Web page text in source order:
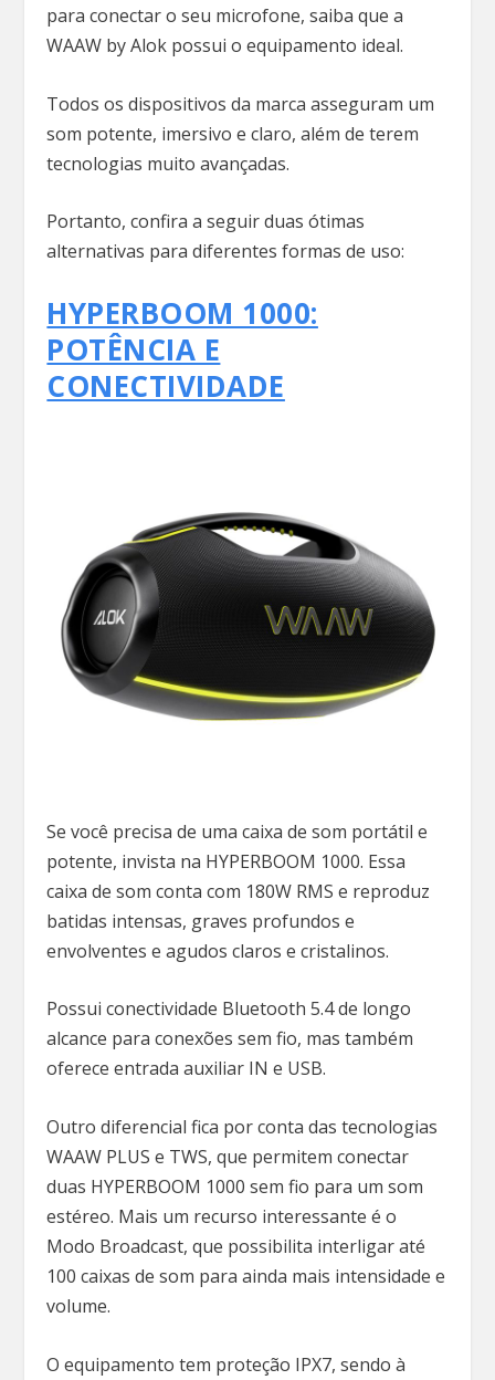
para conectar o seu microfone, saiba que a
WAAW by Alok possui o equipamento ideal.
Todos os dispositivos da marca asseguram um
som potente, imersivo e claro, além de terem
tecnologias muito avançadas.
Portanto, confira a seguir duas ótimas
alternativas para diferentes formas de uso:
HYPERBOOM 1000:
POTÊNCIA E
CONECTIVIDADE
Se você precisa de uma caixa de som portátil e
potente, invista na HYPERBOOM 1000. Essa
caixa de som conta com 180W RMS e reproduz
batidas intensas, graves profundos e
envolventes e agudos claros e cristalinos.
Possui conectividade Bluetooth 5.4 de longo
alcance para conexões sem fio, mas também
oferece entrada auxiliar IN e USB.
Outro diferencial fica por conta das tecnologias
WAAW PLUS e TWS, que permitem conectar
duas HYPERBOOM 1000 sem fio para um som
estéreo. Mais um recurso interessante é o
Modo Broadcast, que possibilita interligar até
100 caixas de som para ainda mais intensidade e
volume.
O equipamento tem proteção IPX7, sendo à